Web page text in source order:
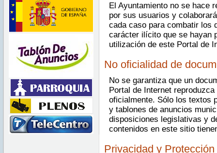
El Ayuntamiento no se hace
por sus usuarios y
cada caso para combatir los
carácter ilícito que se hayan
utilización de este Portal de
No oficialidad de
No se garantiza que un
Portal de Internet
oficialmente. Sólo los textos
y tablones de anuncios
disposiciones legislativas y
contenidos en este sitio
Privacidad y